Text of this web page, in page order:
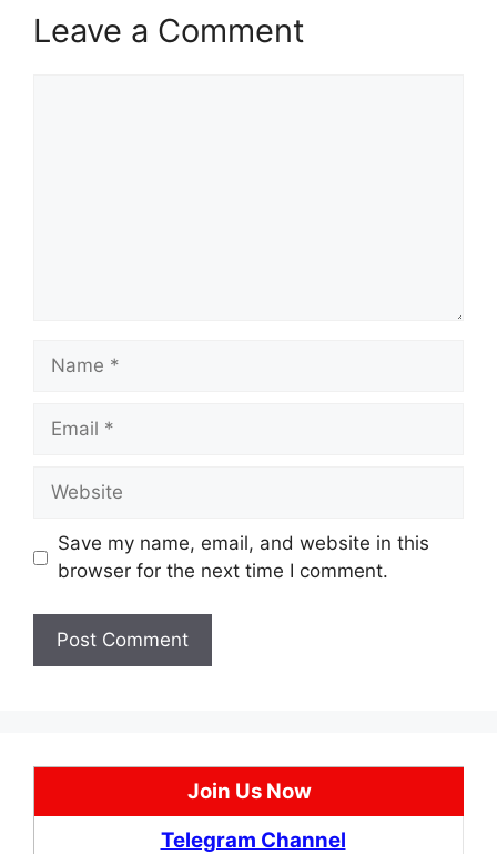
Leave a Comment
Name
Email
Website
Save my name, email, and website in this
browser for the next time I comment.
Join Us Now
Telegram Channel